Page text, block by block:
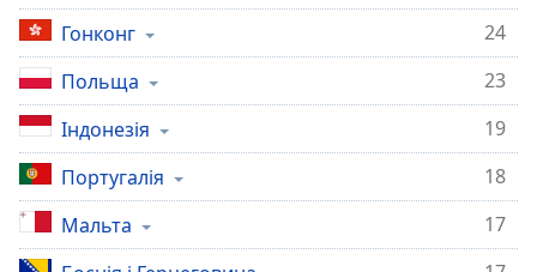
Гонконг
24
Польща
23
Індонезія
19
Португалія
18
Мальта
17